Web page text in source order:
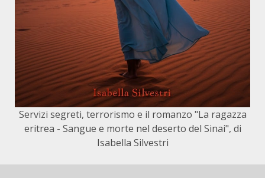
Servizi segreti, terrorismo e il romanzo "La ragazza
eritrea - Sangue e morte nel deserto del Sinai", di
Isabella Silvestri